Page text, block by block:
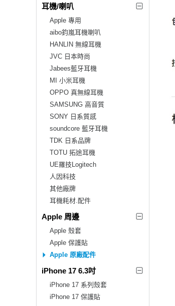
耳機/喇叭
Apple 專用
aibo鈞嵐耳機喇叭
HANLIN 無線耳機
JVC 日本時尚
Jabees藍牙耳機
MI 小米耳機
OPPO 真無線耳機
SAMSUNG 高音質
SONY 日系質感
soundcore 藍牙耳機
TDK 日系品牌
TOTU 拓途耳機
UE羅技Logitech
人因科技
其他廠牌
耳機耗材.配件
Apple 周邊
Apple 殼套
Apple 保護貼
Apple 原廠配件
iPhone 17 6.3吋
iPhone 17 系列殼套
iPhone 17 保護貼